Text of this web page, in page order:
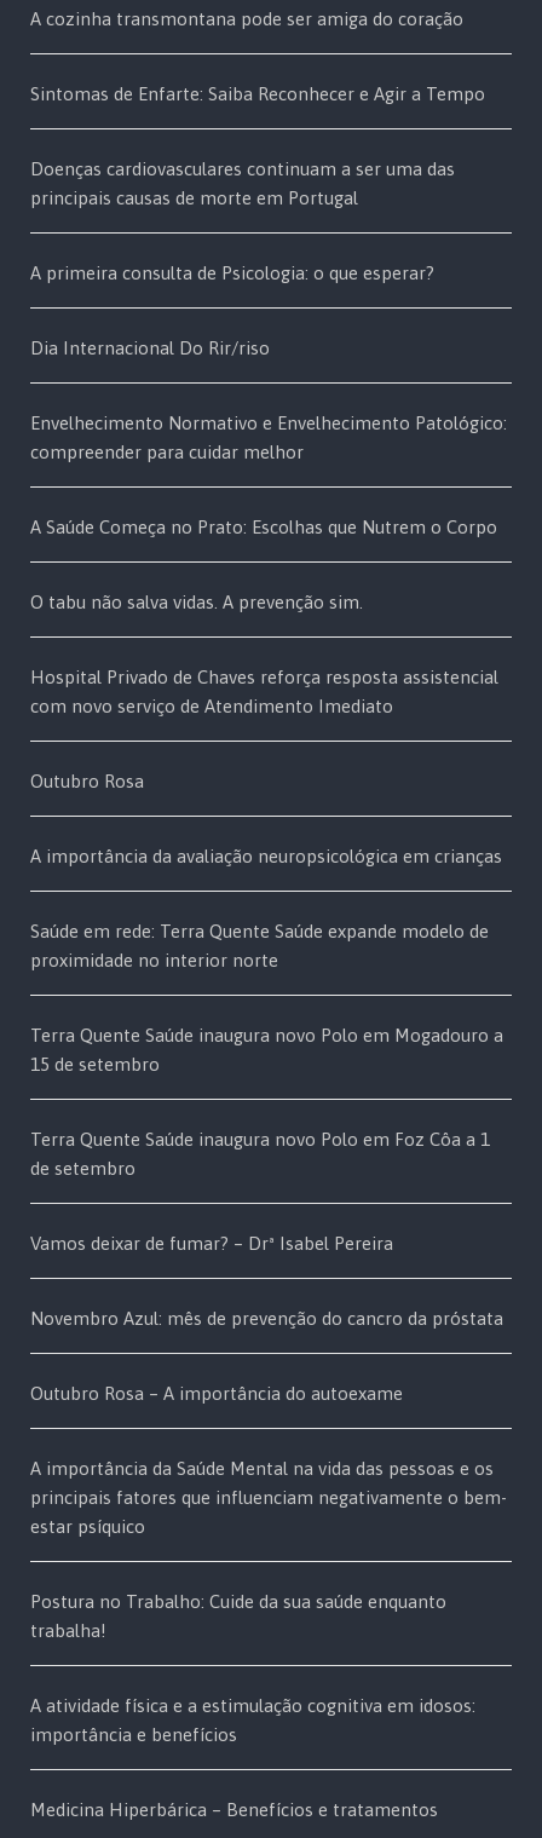
A cozinha transmontana pode ser amiga do coração
Sintomas de Enfarte: Saiba Reconhecer e Agir a Tempo
Doenças cardiovasculares continuam a ser uma das
principais causas de morte em Portugal
A primeira consulta de Psicologia: o que esperar?
Dia Internacional Do Rir/riso
Envelhecimento Normativo e Envelhecimento Patológico:
compreender para cuidar melhor
A Saúde Começa no Prato: Escolhas que Nutrem o Corpo
O tabu não salva vidas. A prevenção sim.
Hospital Privado de Chaves reforça resposta assistencial
com novo serviço de Atendimento Imediato
Outubro Rosa
A importância da avaliação neuropsicológica em crianças
Saúde em rede: Terra Quente Saúde expande modelo de
proximidade no interior norte
Terra Quente Saúde inaugura novo Polo em Mogadouro a
15 de setembro
Terra Quente Saúde inaugura novo Polo em Foz Côa a 1
de setembro
Vamos deixar de fumar? – Drª Isabel Pereira
Novembro Azul: mês de prevenção do cancro da próstata
Outubro Rosa – A importância do autoexame
A importância da Saúde Mental na vida das pessoas e os
principais fatores que influenciam negativamente o bem-
estar psíquico
Postura no Trabalho: Cuide da sua saúde enquanto
trabalha!
A atividade física e a estimulação cognitiva em idosos:
importância e benefícios
Medicina Hiperbárica – Benefícios e tratamentos